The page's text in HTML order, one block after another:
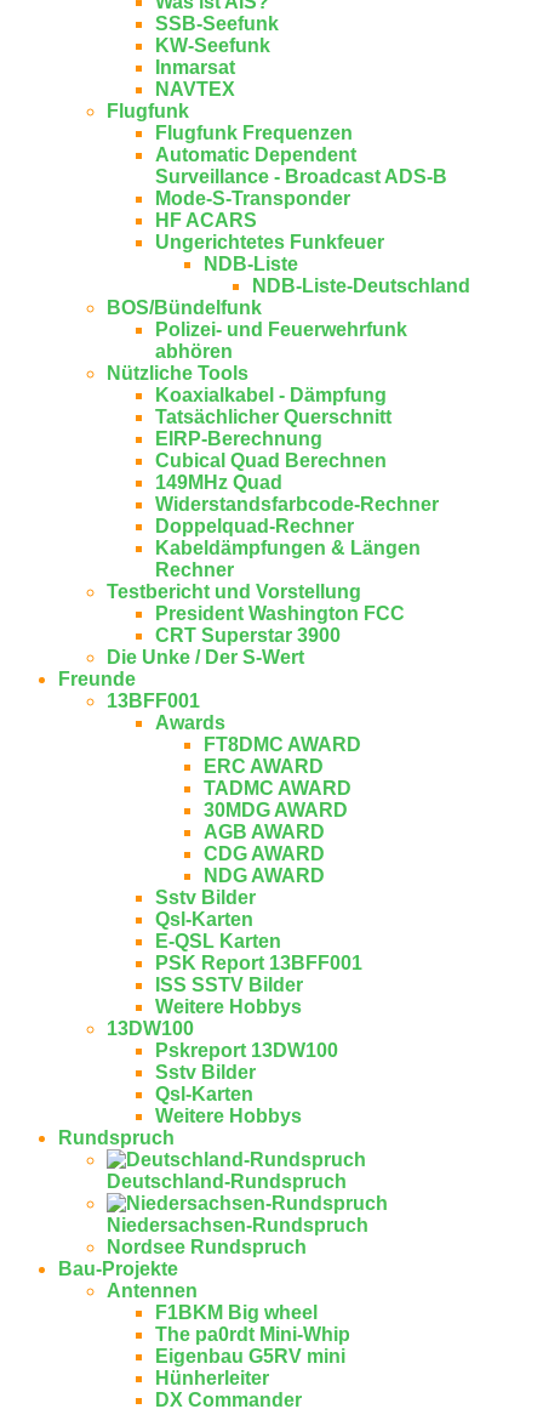
SSB-Seefunk
KW-Seefunk
In­mar­sat
NAV­TEX
Flugfunk
Flugfunk Frequenzen
Automatic Dependent
Surveillance - Broadcast ADS-B
Mode-S-Transponder
HF ACARS
Ungerichtetes Funkfeuer
NDB-Liste
NDB-Liste-Deutschland
BOS/Bündelfunk
Polizei- und Feuerwehrfunk
abhören
Nützliche Tools
Koaxialkabel - Dämpfung
Tatsächlicher Querschnitt
EIRP-Berechnung
Cubical Quad Berechnen
149MHz Quad
Widerstandsfarbcode-Rechner
Doppelquad-Rechner
Kabeldämpfungen & Längen
Rechner
Testbericht und Vorstellung
President Washington FCC
CRT Superstar 3900
Die Unke / Der S-Wert
Freunde
13BFF001
Awards
FT8DMC AWARD
ERC AWARD
TADMC AWARD
30MDG AWARD
AGB AWARD
CDG AWARD
NDG AWARD
Sstv Bilder
Qsl-Karten
E-QSL Karten
PSK Report 13BFF001
ISS SSTV Bilder
Weitere Hobbys
13DW100
Pskreport 13DW100
Sstv Bilder
Qsl-Karten
Weitere Hobbys
Rundspruch
Deutschland-Rundspruch
Niedersachsen-Rundspruch
Nordsee Rundspruch
Bau-Projekte
Antennen
F1BKM Big wheel
The pa0rdt Mini-Whip
Eigenbau G5RV mini
Hünherleiter
DX Commander